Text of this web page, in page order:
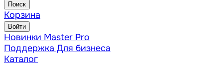
Поиск
Корзина
Войти
Новинки Master Pro
Поддержка Для бизнеса
Каталог